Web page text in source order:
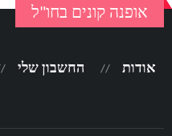
אופנה קונים בחו"ל
אודות החשבון שלי